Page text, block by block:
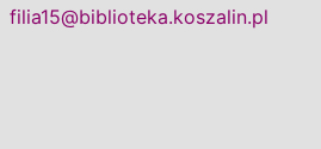
filia15@biblioteka.koszalin.pl